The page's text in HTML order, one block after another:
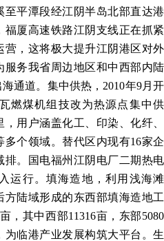
至平潭段经江阴半岛北部直达港
福厦高速铁路江阴支线正在抓紧
营，这将极大提升江阴港区对外
服务我省周边地区和中西部内陆
通道。集中供热，2010年9月开
燃煤机组技改为热源点集中供
用户涵盖化工、印染、化纤、
个领域。替代区内现有16家企
排。国电福州江阴电厂二期热电
运行。填海造地，利用浅海滩
陆域形成的东西部填海造地工
，其中西部11316亩，东部5080
为临港产业发展构筑大平台。生